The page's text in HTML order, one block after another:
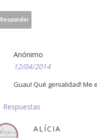
Responder
Anónimo
12/04/2014
Guau! Qué genialidad! Me
Respuestas
ALÍCIA